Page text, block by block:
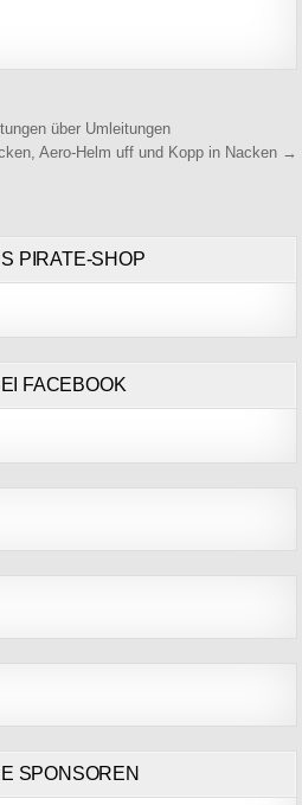
über Umleitungen
Aero-Helm uff und Kopp in Nacken →
PIRATE-SHOP
FACEBOOK
SPONSOREN